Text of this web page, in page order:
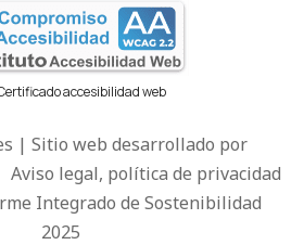
accesibilidad web
| Sitio web desarrollado por
Aviso legal, política de privacidad
Integrado de Sostenibilidad
2025